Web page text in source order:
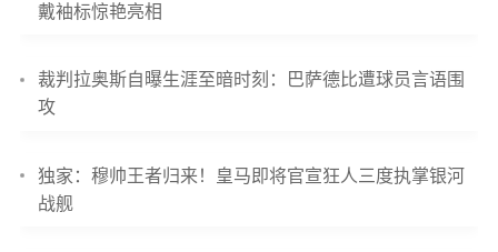
戴袖标惊艳亮相
裁判拉奥斯自曝生涯至暗时刻：巴萨德比遭球员言语围
攻
独家：穆帅王者归来！皇马即将官宣狂人三度执掌银河
战舰